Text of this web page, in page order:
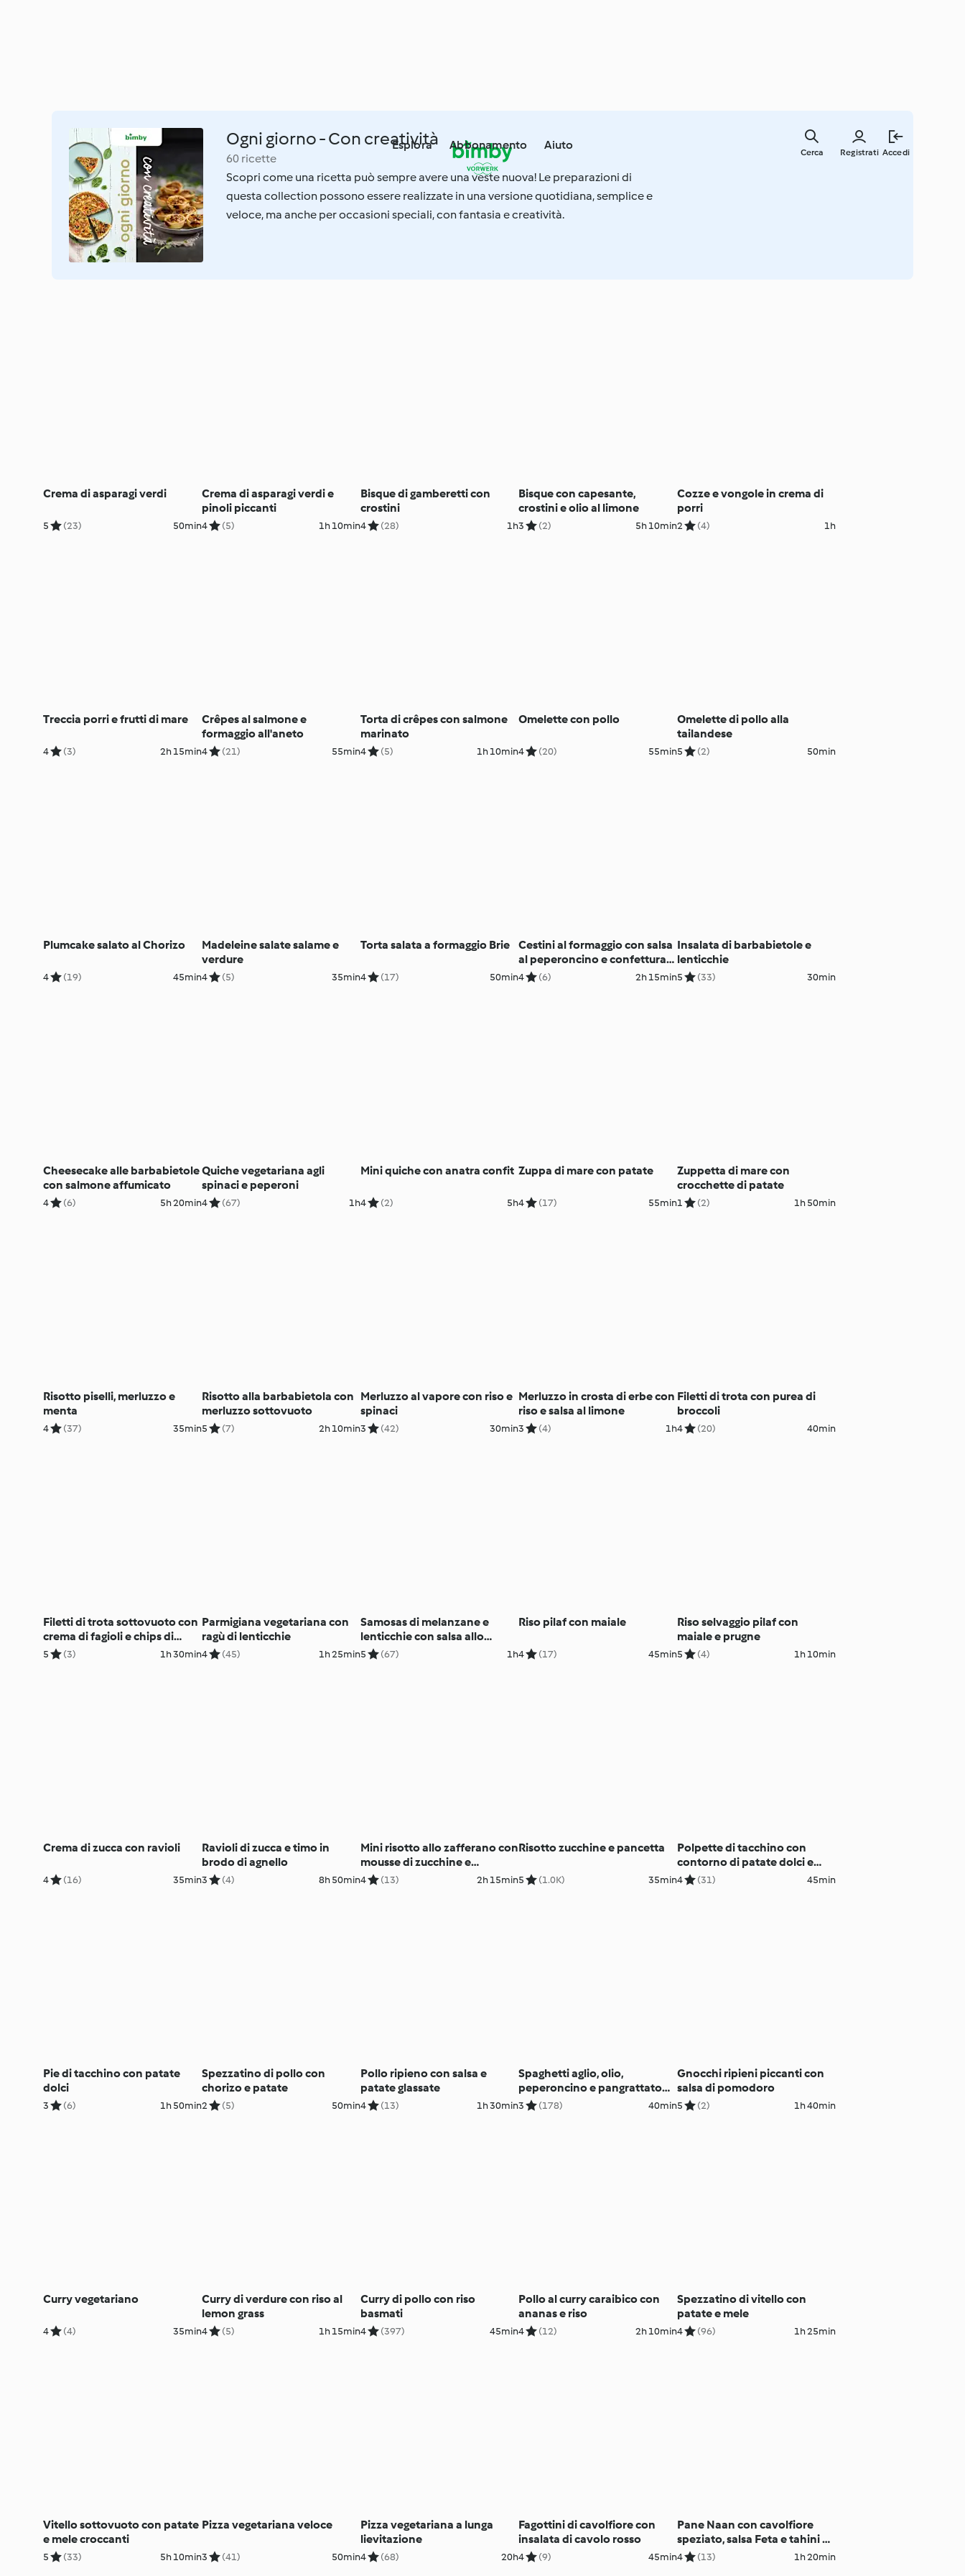
Esplora Abbonamento Aiuto
Registrati Accedi
Cerca
Ogni giorno - Con creatività
60 ricette
Scopri come una ricetta può sempre avere una veste nuova! Le preparazioni di
questa collection possono essere realizzate in una versione quotidiana, semplice e
veloce, ma anche per occasioni speciali, con fantasia e creatività.
Crema di asparagi verdi
5 (23) 50min
Crema di asparagi verdi e
pinoli piccanti
4 (5) 1h 10min
Bisque di gamberetti con
crostini
4 (28) 1h
Bisque con capesante,
crostini e olio al limone
3 (2) 5h 10min
Cozze e vongole in crema di
porri
2 (4) 1h
Treccia porri e frutti di mare
4 (3) 2h 15min
Crêpes al salmone e
formaggio all'aneto
4 (21) 55min
Torta di crêpes con salmone
marinato
4 (5) 1h 10min
Omelette con pollo
4 (20) 55min
Omelette di pollo alla
tailandese
5 (2) 50min
Plumcake salato al Chorizo
4 (19) 45min
Madeleine salate salame e
verdure
4 (5) 35min
Torta salata a formaggio Brie
4 (17) 50min
Cestini al formaggio con salsa
al peperoncino e confettura
di lamponi
4 (6) 2h 15min
Insalata di barbabietole e
lenticchie
5 (33) 30min
Cheesecake alle barbabietole
con salmone affumicato
4 (6) 5h 20min
Quiche vegetariana agli
spinaci e peperoni
4 (67) 1h
Mini quiche con anatra confit
4 (2) 5h
Zuppa di mare con patate
4 (17) 55min
Zuppetta di mare con
crocchette di patate
1 (2) 1h 50min
Risotto piselli, merluzzo e
menta
4 (37) 35min
Risotto alla barbabietola con
merluzzo sottovuoto
5 (7) 2h 10min
Merluzzo al vapore con riso e
spinaci
3 (42) 30min
Merluzzo in crosta di erbe con
riso e salsa al limone
3 (4) 1h
Filetti di trota con purea di
broccoli
4 (20) 40min
Filetti di trota sottovuoto con
crema di fagioli e chips di
verdure
5 (3) 1h 30min
Parmigiana vegetariana con
ragù di lenticchie
4 (45) 1h 25min
Samosas di melanzane e
lenticchie con salsa allo
yogurt e menta
5 (67) 1h
Riso pilaf con maiale
4 (17) 45min
Riso selvaggio pilaf con
maiale e prugne
5 (4) 1h 10min
Crema di zucca con ravioli
4 (16) 35min
Ravioli di zucca e timo in
brodo di agnello
3 (4) 8h 50min
Mini risotto allo zafferano con
mousse di zucchine e
pancetta in polvere
4 (13) 2h 15min
Risotto zucchine e pancetta
5 (1.0K) 35min
Polpette di tacchino con
contorno di patate dolci e
spinaci
4 (31) 45min
Pie di tacchino con patate
dolci
3 (6) 1h 50min
Spezzatino di pollo con
chorizo e patate
2 (5) 50min
Pollo ripieno con salsa e
patate glassate
4 (13) 1h 30min
Spaghetti aglio, olio,
peperoncino e pangrattato
aromatizzato
3 (178) 40min
Gnocchi ripieni piccanti con
salsa di pomodoro
5 (2) 1h 40min
Curry vegetariano
4 (4) 35min
Curry di verdure con riso al
lemon grass
4 (5) 1h 15min
Curry di pollo con riso
basmati
4 (397) 45min
Pollo al curry caraibico con
ananas e riso
4 (12) 2h 10min
Spezzatino di vitello con
patate e mele
4 (96) 1h 25min
Vitello sottovuoto con patate
e mele croccanti
5 (33) 5h 10min
Pizza vegetariana veloce
3 (41) 50min
Pizza vegetariana a lunga
lievitazione
4 (68) 20h
Fagottini di cavolfiore con
insalata di cavolo rosso
4 (9) 45min
Pane Naan con cavolfiore
speziato, salsa Feta e tahini al
matcha
4 (13) 1h 20min